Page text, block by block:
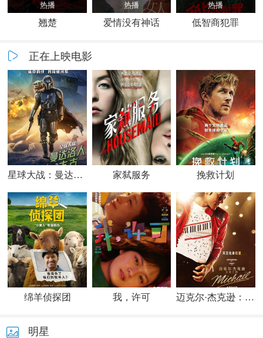
热播
翘楚
热播
爱情没有神话
热播
低智商犯罪
正在上映电影
星球大战：曼达洛人与古古 家弑服务 挽救计划
绵羊侦探团 我，许可 迈克尔·杰克逊：巨星之路
明星